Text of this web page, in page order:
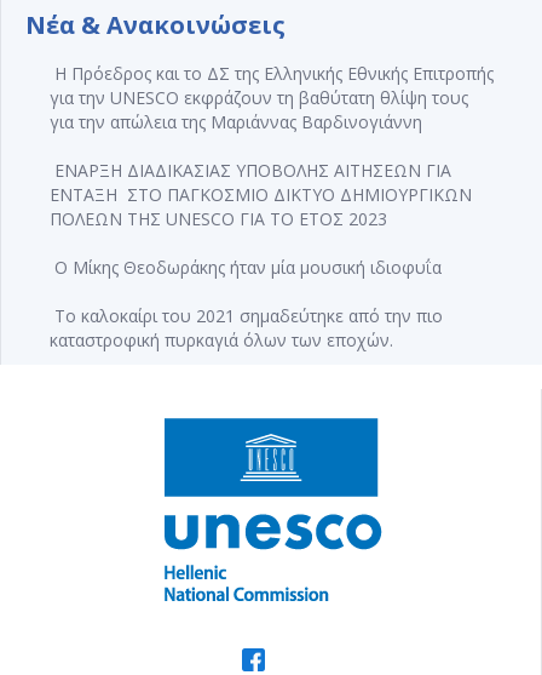
Νέα & Ανακοινώσεις
Η Πρόεδρος και το ΔΣ της Ελληνικής Εθνικής Επιτροπής
για την UNESCO εκφράζουν τη βαθύτατη θλίψη τους
για την απώλεια της Μαριάννας Βαρδινογιάννη
ΕΝΑΡΞΗ ΔΙΑΔΙΚΑΣΙΑΣ ΥΠΟΒΟΛΗΣ ΑΙΤΗΣΕΩΝ ΓΙΑ
ΕΝΤΑΞΗ ΣΤΟ ΠΑΓΚΟΣΜΙΟ ΔΙΚΤΥΟ ΔΗΜΙΟΥΡΓΙΚΩΝ
ΠΟΛΕΩΝ ΤΗΣ UNESCO ΓΙΑ ΤΟ ΕΤΟΣ 2023
Ο Μίκης Θεοδωράκης ήταν μία μουσική ιδιοφυΐα
Το καλοκαίρι του 2021 σημαδεύτηκε από την πιο
καταστροφική πυρκαγιά όλων των εποχών.